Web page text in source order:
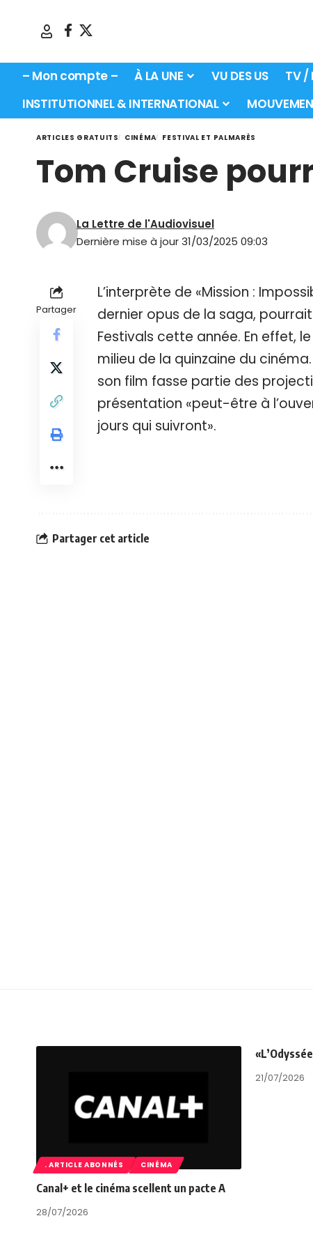
– Mon compte – À LA UNE VU DES US TV /
INSTITUTIONNEL & INTERNATIONAL
ARTICLES GRATUITS CINÉMA FESTIVAL ET PALMARÈS
Tom Cruise
Dernière mise à jour 31/03/2025 09:03
La Lettre de l'Audiovisuel
Partager
L’interprète de «Mission :
dernier opus de la saga,
Festivals cette année. En effet,
milieu de la quinzaine du
son film fasse partie des
présentation «peut-être à
jours qui suivront».
Partager cet article
. ARTICLE ABONNÉS CINÉMA
Canal+ et le cinéma scellent un pacte A
28/07/2026
21/07/2026